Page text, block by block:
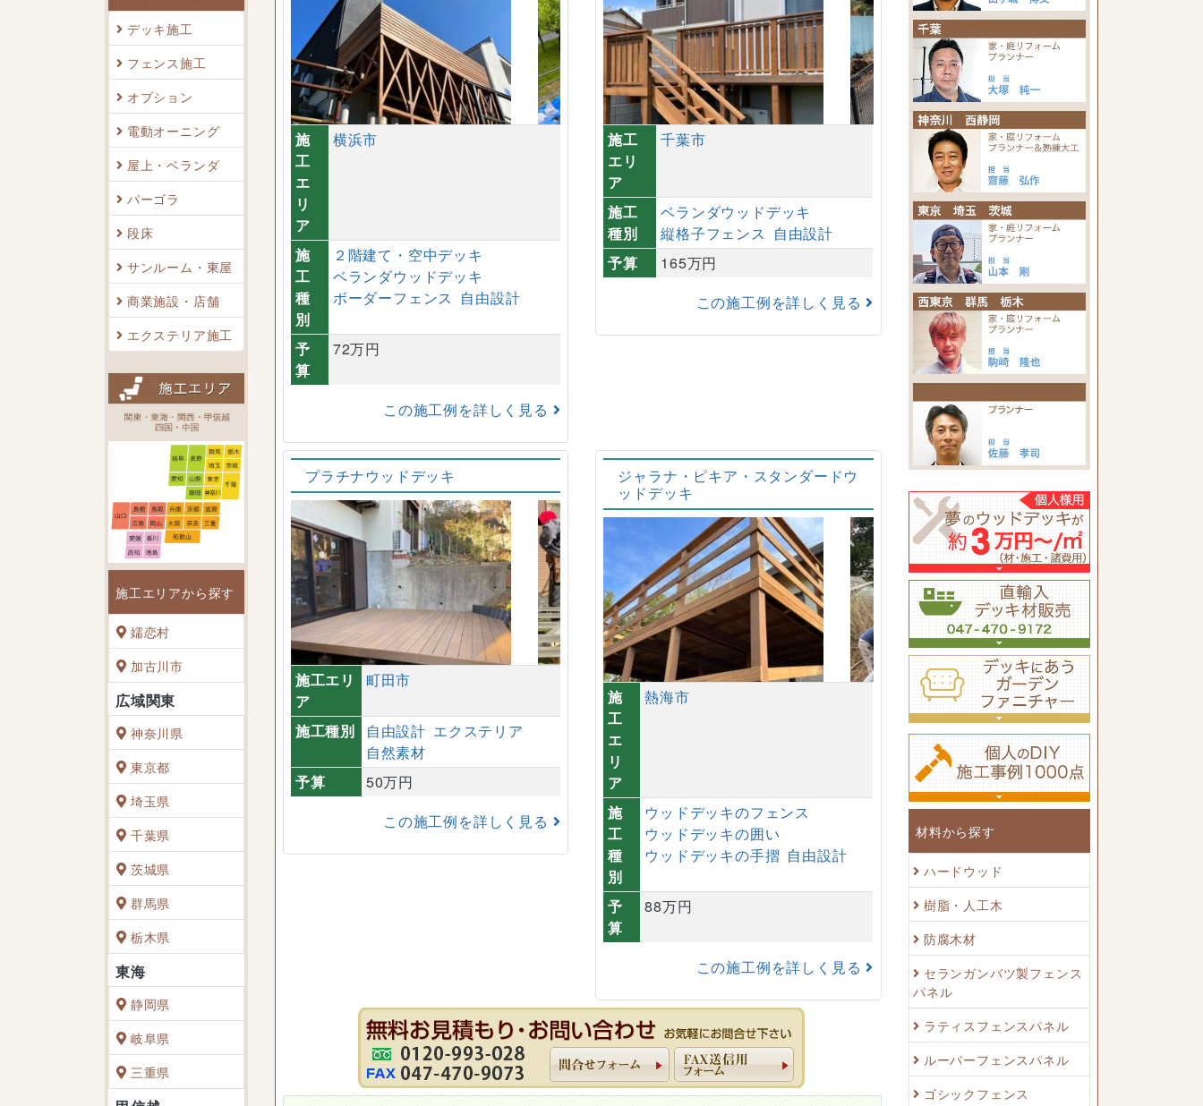
デッキ施工
フェンス施工
オプション
電動オーニング
屋上・ベランダ
パーゴラ
段床
サンルーム・東屋
商業施設・店舗
エクステリア施工
施工エリアから探す
嬬恋村
加古川市
神奈川県
東京都
埼玉県
千葉県
茨城県
群馬県
栃木県
静岡県
岐阜県
三重県
施
工
エ
リ
ア
横浜市
施
工
種
別
２階建て・空中デッキ
ベランダウッドデッキ
ボーダーフェンス 自由設計
予
算
72万円
この施工例を詳しく見る
施工
エリ
ア
千葉市
施工
種別
ベランダウッドデッキ
縦格子フェンス 自由設計
予算
165万円
この施工例を詳しく見る
プラチナウッドデッキ
施工エリ
ア
町田市
施工種別 自由設計 エクステリア
自然素材
予算
50万円
この施工例を詳しく見る
ジャラナ・ピキア・スタンダードウ
ッドデッキ
施
工
エ
リ
ア
熱海市
施
工
種
別
ウッドデッキのフェンス
ウッドデッキの囲い
ウッドデッキの手摺 自由設計
予
算
88万円
この施工例を詳しく見る
材料から探す
ハードウッド
樹脂・人工木
防腐木材
セランガンバツ製フェンス
パネル
ラティスフェンスパネル
ルーバーフェンスパネル
ゴシックフェンス